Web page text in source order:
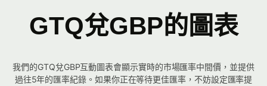
GTQ兌GBP的圖表
我們的GTQ兌GBP互動圖表會顯示實時的市場匯率中間價，並提供
過往5年的匯率紀錄。如果你正在等待更佳匯率，不妨設定匯率提